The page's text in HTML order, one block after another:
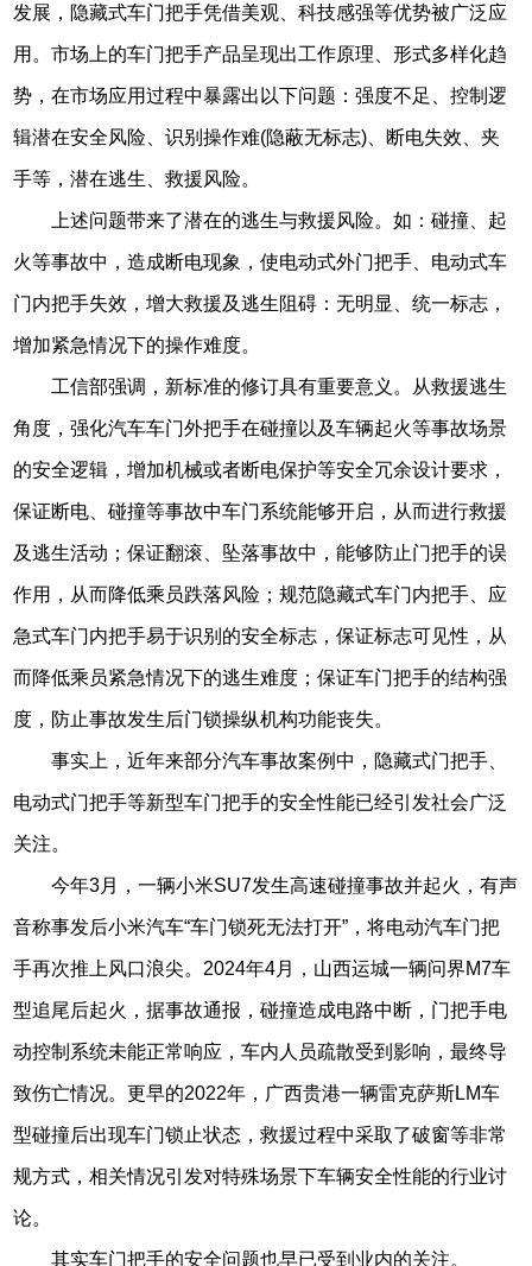
发展，隐藏式车门把手凭借美观、科技感强等优势被广泛应
用。市场上的车门把手产品呈现出工作原理、形式多样化趋
势，在市场应用过程中暴露出以下问题：强度不足、控制逻
辑潜在安全风险、识别操作难(隐蔽无标志)、断电失效、夹
手等，潜在逃生、救援风险。
上述问题带来了潜在的逃生与救援风险。如：碰撞、起
火等事故中，造成断电现象，使电动式外门把手、电动式车
门内把手失效，增大救援及逃生阻碍：无明显、统一标志，
增加紧急情况下的操作难度。
工信部强调，新标准的修订具有重要意义。从救援逃生
角度，强化汽车车门外把手在碰撞以及车辆起火等事故场景
的安全逻辑，增加机械或者断电保护等安全冗余设计要求，
保证断电、碰撞等事故中车门系统能够开启，从而进行救援
及逃生活动；保证翻滚、坠落事故中，能够防止门把手的误
作用，从而降低乘员跌落风险；规范隐藏式车门内把手、应
急式车门内把手易于识别的安全标志，保证标志可见性，从
而降低乘员紧急情况下的逃生难度；保证车门把手的结构强
度，防止事故发生后门锁操纵机构功能丧失。
事实上，近年来部分汽车事故案例中，隐藏式门把手、
电动式门把手等新型车门把手的安全性能已经引发社会广泛
关注。
今年3月，一辆小米SU7发生高速碰撞事故并起火，有声
音称事发后小米汽车“车门锁死无法打开”，将电动汽车门把
手再次推上风口浪尖。2024年4月，山西运城一辆问界M7车
型追尾后起火，据事故通报，碰撞造成电路中断，门把手电
动控制系统未能正常响应，车内人员疏散受到影响，最终导
致伤亡情况。更早的2022年，广西贵港一辆雷克萨斯LM车
型碰撞后出现车门锁止状态，救援过程中采取了破窗等非常
规方式，相关情况引发对特殊场景下车辆安全性能的行业讨
论。
其实车门把手的安全问题也早已受到业内的关注。